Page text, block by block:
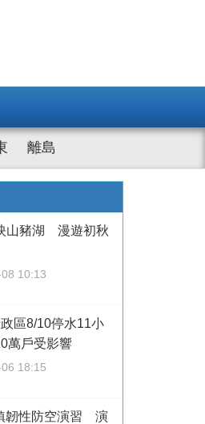
離島
山豬湖 漫遊初秋
10:13
區8/10停水11小
戶受影響
18:15
韌性防空演習 演